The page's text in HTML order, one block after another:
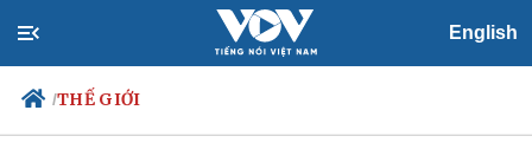
English
/THẾ GIỚI